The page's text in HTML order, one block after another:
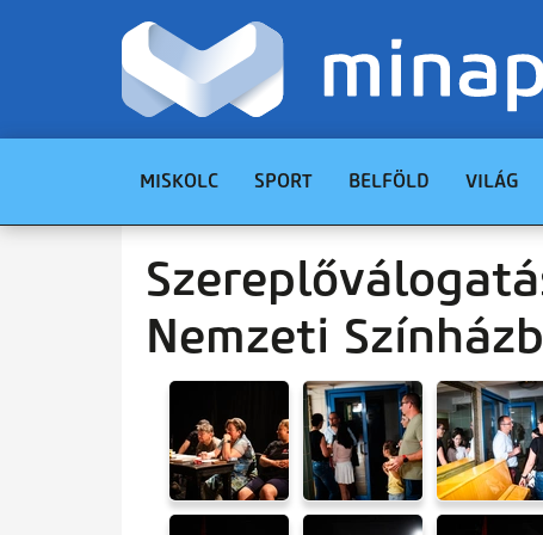
MISKOLC SPORT BELFÖLD VILÁG
Nemzeti